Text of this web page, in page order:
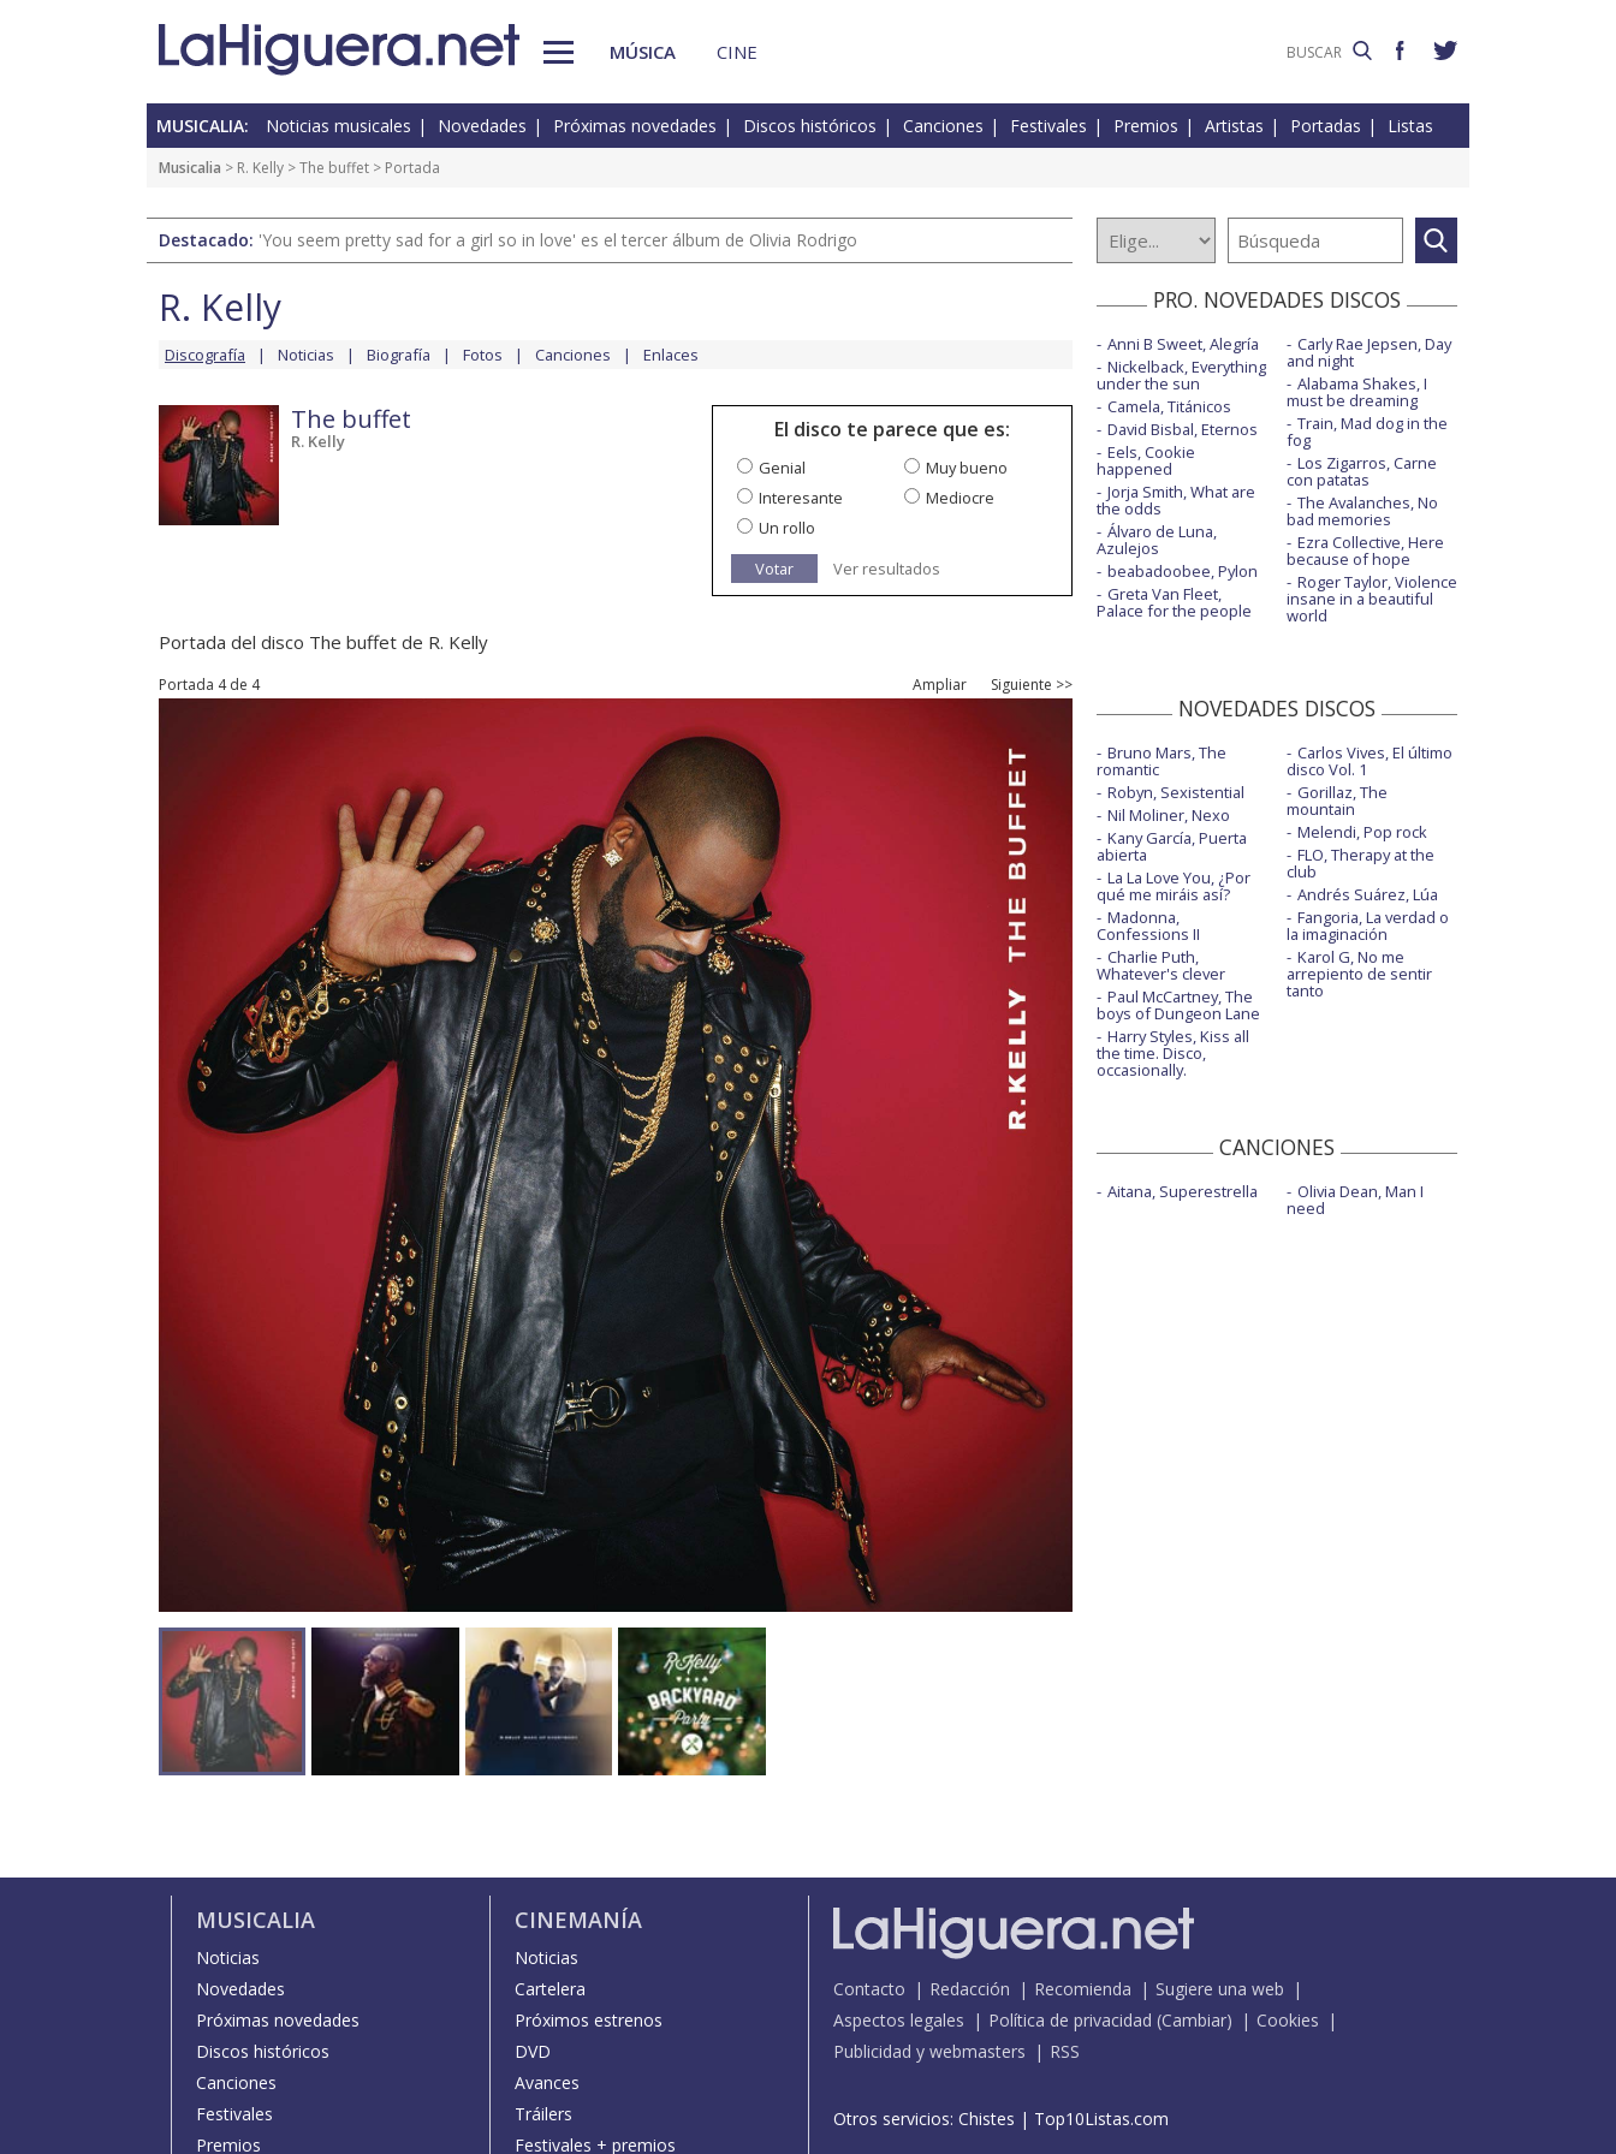
MÚSICA CINE
MUSICALIA: Noticias musicales Novedades Próximas novedades Discos históricos Canciones Festivales Premios Artistas Portadas Listas
Musicalia > R. Kelly >The buffet > Portada
Destacado: 'You seem pretty sad for a girl so in love' es el tercer álbum de Olivia Rodrigo
R. Kelly
Discografía Noticias Biografía Fotos Canciones Enlaces
The buffet
R. Kelly El disco te parece que es:
Genial
Muy bueno
Interesante
Mediocre
Un rollo
Votar
Ver resultados
Portada del disco The buffet de R. Kelly
Portada 4 de 4 Ampliar Siguiente >>
PRO. NOVEDADES DISCOS
Anni B Sweet, Alegría
Nickelback, Everything
under the sun
Camela, Titánicos
David Bisbal, Eternos
Eels, Cookie
happened
Jorja Smith, What are
the odds
Álvaro de Luna,
Azulejos
beabadoobee, Pylon
Greta Van Fleet,
Palace for the people
Carly Rae Jepsen, Day
and night
Alabama Shakes, I
must be dreaming
Train, Mad dog in the
fog
Los Zigarros, Carne
con patatas
The Avalanches, No
bad memories
Ezra Collective, Here
because of hope
Roger Taylor, Violence
insane in a beautiful
world
NOVEDADES DISCOS
Bruno Mars, The
romantic
Robyn, Sexistential
Nil Moliner, Nexo
Kany García, Puerta
abierta
La La Love You, ¿Por
qué me miráis así?
Madonna,
Confessions II
Charlie Puth,
Whatever's clever
Paul McCartney, The
boys of Dungeon Lane
Harry Styles, Kiss all
the time. Disco,
occasionally.
Carlos Vives, El último
disco Vol. 1
Gorillaz, The
mountain
Melendi, Pop rock
FLO, Therapy at the
club
Andrés Suárez, Lúa
Fangoria, La verdad o
la imaginación
Karol G, No me
arrepiento de sentir
tanto
CANCIONES
Aitana, Superestrella Olivia Dean, Man I
need
MUSICALIA
Noticias
Novedades
Próximas novedades
Discos históricos
Canciones
Festivales
Premios
CINEMANÍA
Noticias
Cartelera
Próximos estrenos
DVD
Avances
Tráilers
Festivales + premios
Contacto Redacción Recomienda
Sugiere una web
Aspectos legales
Política de privacidad (Cambiar)
Cookies
Publicidad y webmasters
RSS
Otros servicios: Chistes | Top10Listas.com